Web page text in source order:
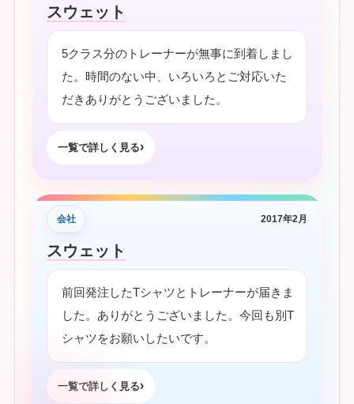
スウェット
5クラス分のトレーナーが無事に到着しまし
た。時間のない中、いろいろとご対応いた
だきありがとうございました。
一覧で詳しく見る
会社 2017年2月
スウェット
前回発注したTシャツとトレーナーが届きま
した。ありがとうございました。今回も別T
シャツをお願いしたいです。
一覧で詳しく見る